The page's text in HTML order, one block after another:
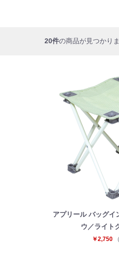
20件の商品が見つかり
アプリール バッグイ
ウ／ライト
￥2,750